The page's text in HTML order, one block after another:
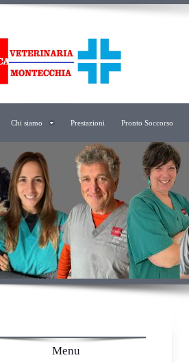
Chi siamo Prestazioni Pronto Soccorso
Menu